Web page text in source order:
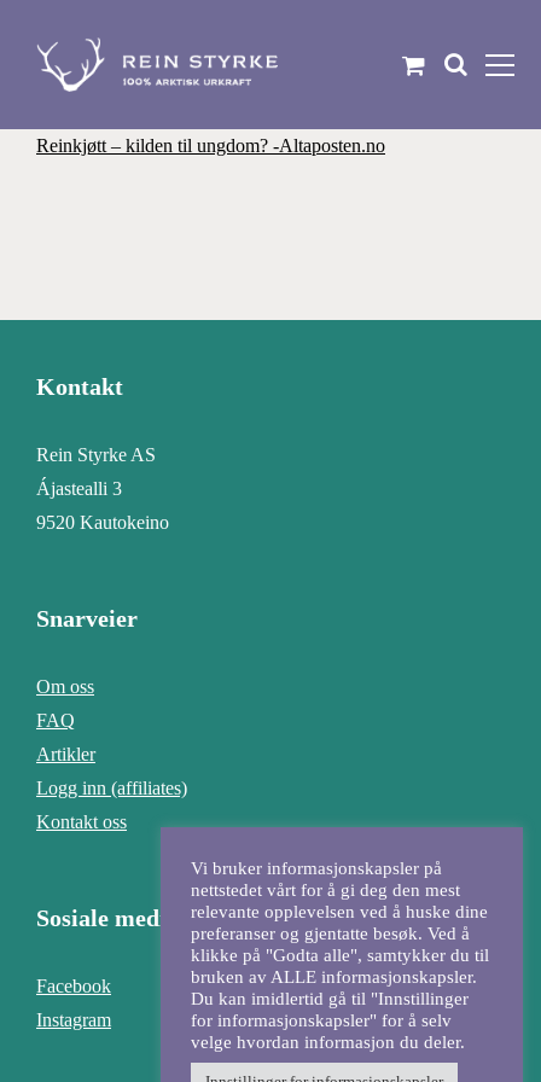
Reinkjøtt – kilden til ungdom? -Altaposten.no
Kontakt
Rein Styrke AS
Ájastealli 3
9520 Kautokeino
Snarveier
Om oss
FAQ
Artikler
Logg inn (affiliates)
Kontakt oss
Sosiale medier
Facebook
Instagram
Vi bruker informasjonskapsler på
nettstedet vårt for å gi deg den mest
relevante opplevelsen ved å huske dine
preferanser og gjentatte besøk. Ved å
klikke på "Godta alle", samtykker du til
bruken av ALLE informasjonskapsler.
Du kan imidlertid gå til "Innstillinger
for informasjonskapsler" for å selv
velge hvordan informasjon du deler.